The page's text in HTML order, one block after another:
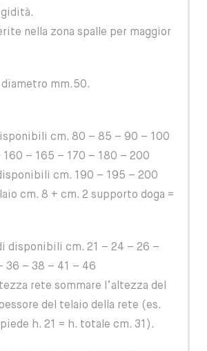
nella zona spalle per maggior
mm.50.
cm. 80 – 85 – 90 – 100
160 – 165 – 170 – 180 – 200
cm. 190 – 195 – 200
cm. 8 + cm. 2 supporto doga =
disponibili cm. 21 – 24 – 26 –
36 – 38 – 41 – 46
rete sommare l’altezza del
del telaio della rete (es.
h. 21 = h. totale cm. 31).